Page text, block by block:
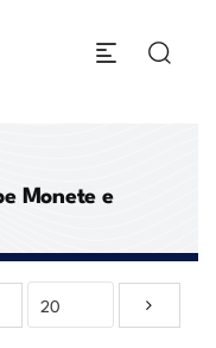
Monete e